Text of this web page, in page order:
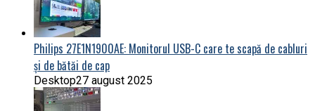
Philips 27E1N1900AE: Monitorul USB-C care te scapă de cabluri
și de bătăi de cap
Desktop27 august 2025